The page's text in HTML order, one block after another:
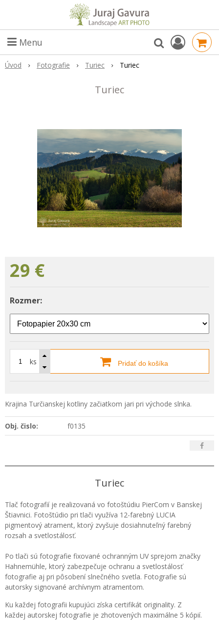
Menu
Úvod Fotografie Turiec Turiec
Turiec
29 €
Rozmer:
ks Pridať do košíka
Krajina Turčianskej kotliny začiatkom jari pri východe slnka.
Obj. čislo: f0135
Turiec
Tlač fotografií je realizovaná vo fotoštúdiu PierCom v Banskej
Štiavnici. Fotoštúdio pri tlači využíva 12-farebný LUCIA
pigmentový atrament, ktorý zvyšuje dosiahnuteľný farebný
rozsah a svetlostálosť.
Po tlači sú fotografie fixované ochranným UV sprejom značky
Hahnemühle, ktorý zabezpečuje ochranu a svetlostálosť
fotografie aj pri pôsobení slnečného svetla. Fotografie sú
autorsky signované archívnym atramentom.
Ku každej fotografii kupujúci získa certifikát originality. Z
každej autorskej fotografie je zhotovených maximálne 5 kópií.